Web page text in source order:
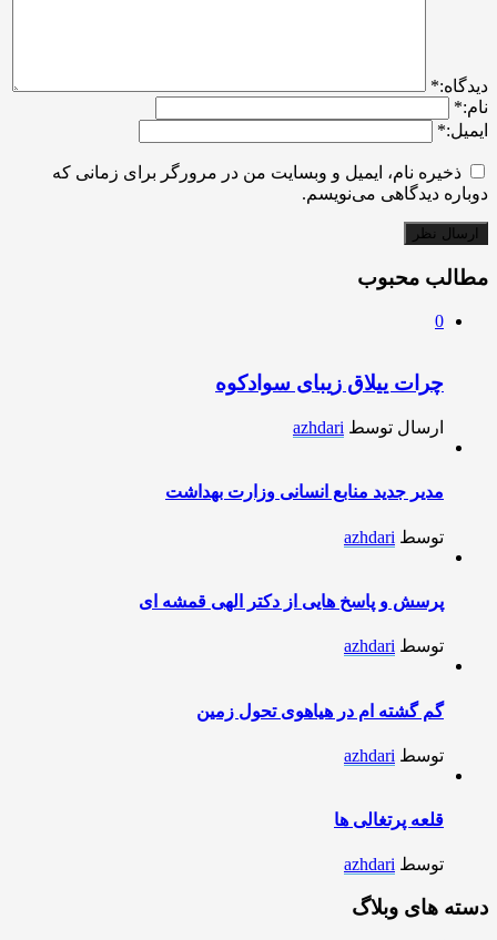
ديدگاه:*
نام:*
ایمیل:*
ذخیره نام، ایمیل و وبسایت من در مرورگر برای زمانی که
دوباره دیدگاهی می‌نویسم.
مطالب محبوب
0
چرات ییلاق زیبای سوادکوه
ارسال توسط azhdari
مدیر جدید منابع انسانی وزارت بهداشت
توسط azhdari
پرسش و پاسخ هایی از دکتر الهی قمشه ای
توسط azhdari
گم گشته ام در هیاهوی تحول زمین
توسط azhdari
قلعه پرتغالی ها
توسط azhdari
دسته های وبلاگ